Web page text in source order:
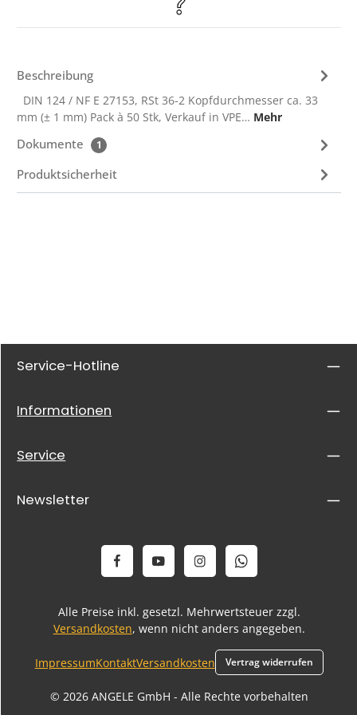
Beschreibung
DIN 124 / NF E 27153, RSt 36-2 Kopfdurchmesser ca. 33
mm (± 1 mm) Pack à 50 Stk, Verkauf in VPE… Mehr
Dokumente 1
Produktsicherheit
Service-Hotline
Informationen
Service
Newsletter
Alle Preise inkl. gesetzl. Mehrwertsteuer zzgl.
Versandkosten, wenn nicht anders angegeben.
© 2026 ANGELE GmbH - Alle Rechte vorbehalten
ImpressumKontaktVersandkosten Vertrag widerrufen